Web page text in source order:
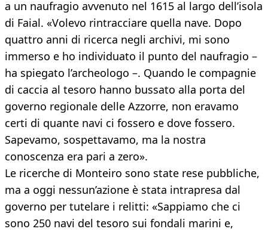
a un naufragio avvenuto nel 1615 al largo dell’isola
di Faial. «Volevo rintracciare quella nave. Dopo
quattro anni di ricerca negli archivi, mi sono
immerso e ho individuato il punto del naufragio –
ha spiegato l’archeologo –. Quando le compagnie
di caccia al tesoro hanno bussato alla porta del
governo regionale delle Azzorre, non eravamo
certi di quante navi ci fossero e dove fossero.
Sapevamo, sospettavamo, ma la nostra
conoscenza era pari a zero».
Le ricerche di Monteiro sono state rese pubbliche,
ma a oggi nessun’azione è stata intrapresa dal
governo per tutelare i relitti: «Sappiamo che ci
sono 250 navi del tesoro sui fondali marini e,